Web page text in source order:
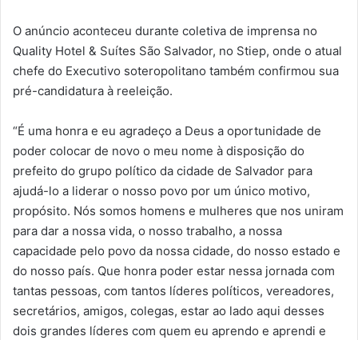
O anúncio aconteceu durante coletiva de imprensa no
Quality Hotel & Suítes São Salvador, no Stiep, onde o atual
chefe do Executivo soteropolitano também confirmou sua
pré-candidatura à reeleição.
“É uma honra e eu agradeço a Deus a oportunidade de
poder colocar de novo o meu nome à disposição do
prefeito do grupo político da cidade de Salvador para
ajudá-lo a liderar o nosso povo por um único motivo,
propósito. Nós somos homens e mulheres que nos uniram
para dar a nossa vida, o nosso trabalho, a nossa
capacidade pelo povo da nossa cidade, do nosso estado e
do nosso país. Que honra poder estar nessa jornada com
tantas pessoas, com tantos líderes políticos, vereadores,
secretários, amigos, colegas, estar ao lado aqui desses
dois grandes líderes com quem eu aprendo e aprendi e